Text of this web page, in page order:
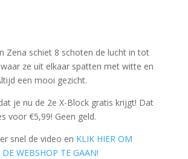
Zena schiet 8 schoten de lucht in tot
ze uit elkaar spatten met witte en
een mooi gezicht.
je nu de 2e X-Block gratis krijgt! Dat
voor €5,99! Geen geld.
snel de video en KLIK HIER OM
WEBSHOP TE GAAN!